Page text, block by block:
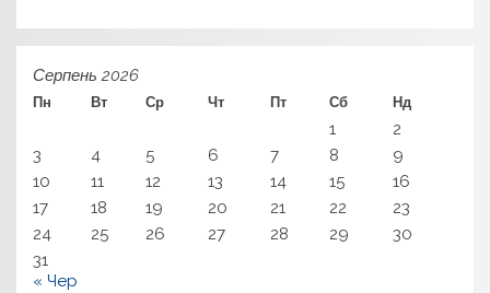
Серпень 2026
Пн Вт Ср Чт Пт Сб Нд
1
2
3
4 5 6 7 8
9
10
11 12 13 14 15
16
17
18 19 20 21 22
23
24
25 26 27 28 29
30
31
« Чер